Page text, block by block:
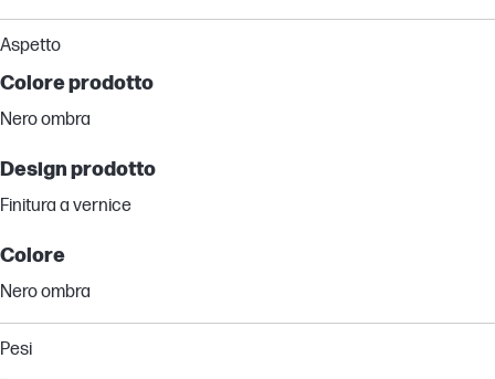
Aspetto
Colore prodotto
Nero ombra
Design prodotto
Finitura a vernice
Colore
Nero ombra
Pesi